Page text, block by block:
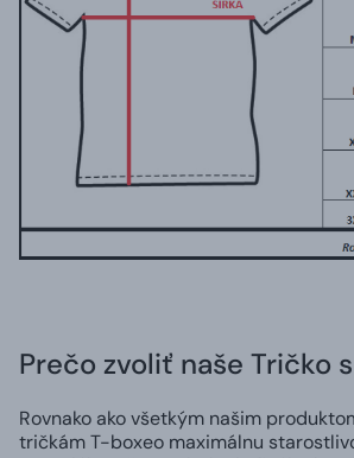
Prečo zvoliť naše Tričko
Rovnako ako všetkým našim
tričkám T-boxeo maximálnu